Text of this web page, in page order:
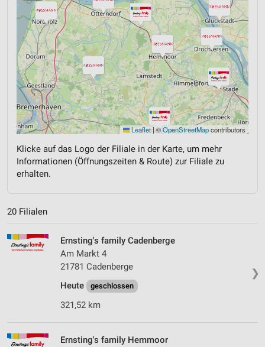
Leaflet|©OpenStreetMapcontributors
Klicke auf das Logo der Filiale in der Karte, um mehr
Informationen (Öffnungszeiten & Route) zur Filiale zu
erhalten.
20 Filialen
❯
Ernsting's family Cadenberge
Am Markt 4
21781 Cadenberge
Heute
geschlossen
321,52 km
Ernsting's family Hemmoor